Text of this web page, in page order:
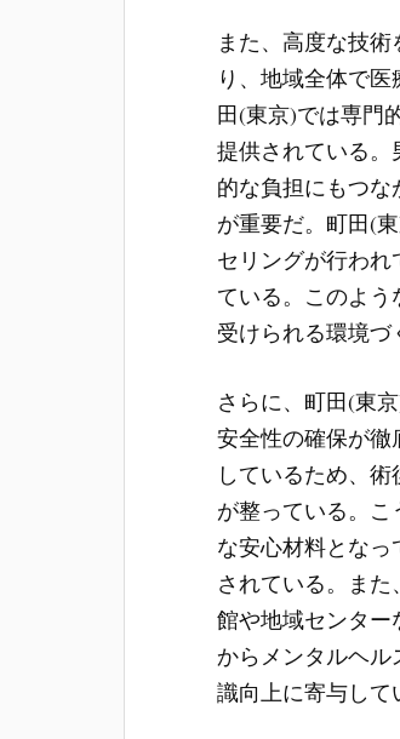
また、高度な技
り、地域全体で
田(東京)では専門
提供されている
的な負担にもつ
が重要だ。町田(
セリングが行わ
ている。このよ
受けられる環境づ
さらに、町田(東
安全性の確保が
しているため、
が整っている。
な安心材料とな
されている。ま
館や地域センタ
からメンタルヘ
識向上に寄与して